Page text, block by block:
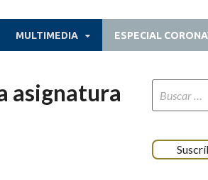
MULTIMEDIA ESPECIAL
asignatura